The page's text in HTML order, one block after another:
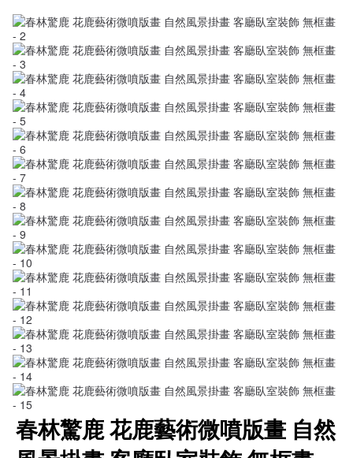
春林驚鹿 花鹿藝術微噴版畫 自然